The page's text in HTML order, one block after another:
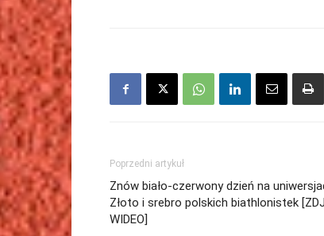
Poprzedni artykuł
Znów biało-czerwony dzień na
Złoto i srebro polskich biathlonistek
WIDEO]